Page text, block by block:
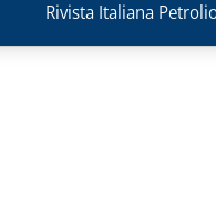
Rivista Italiana